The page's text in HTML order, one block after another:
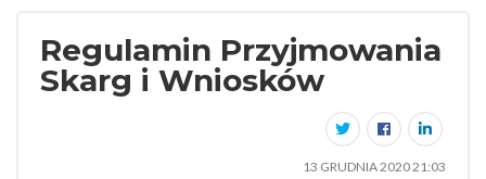
Regulamin Przyjmowania
Skarg i Wniosków
13 GRUDNIA 2020 21:03